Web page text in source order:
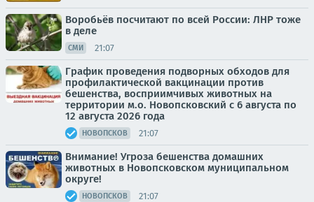
Воробьёв посчитают по всей России: ЛНР тоже
в деле
СМИ 21:07
График проведения подворных обходов для
профилактической вакцинации против
бешенства, восприимчивых животных на
территории м.о. Новопсковский с 6 августа по
12 августа 2026 года
НОВОПСКОВ 21:07
Внимание! Угроза бешенства домашних
животных в Новопсковском муниципальном
округе!
НОВОПСКОВ 21:07